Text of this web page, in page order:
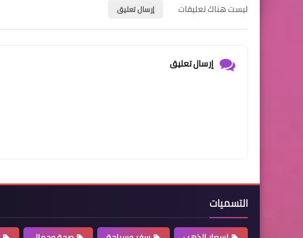
ليست هناك تعليقات إرسال تعليق
إرسال تعليق
التسميات